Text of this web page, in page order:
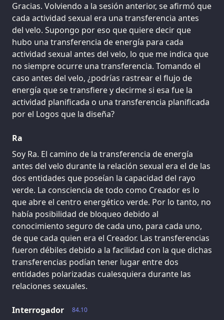
Gracias. Volviendo a la sesión anterior, se afirmó que
cada actividad sexual era una transferencia antes
del velo. Supongo por eso que quiere decir que
hubo una transferencia de energía para cada
actividad sexual antes del velo, lo que me indica que
no siempre ocurre una transferencia. Tomando el
caso antes del velo, ¿podrías rastrear el flujo de
energía que se transfiere y decirme si esa fue la
actividad planificada o una transferencia planificada
por el Logos que la diseña?
Ra
Soy Ra. El camino de la transferencia de energía
antes del velo durante la relación sexual era el de las
dos entidades que poseían la capacidad del rayo
verde. La consciencia de todo como Creador es lo
que abre el centro energético verde. Por lo tanto, no
había posibilidad de bloqueo debido al
conocimiento seguro de cada uno, para cada uno,
de que cada quien era el Creador. Las transferencias
fueron débiles debido a la facilidad con la que dichas
transferencias podían tener lugar entre dos
entidades polarizadas cualesquiera durante las
relaciones sexuales.
84.10
Interrogador